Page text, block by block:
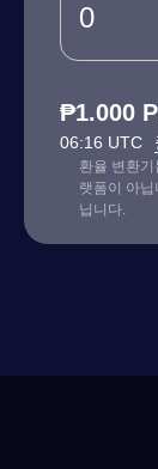
₱1.000
06:16 UTC
환율 변환
랫폼이 아
닙니다.